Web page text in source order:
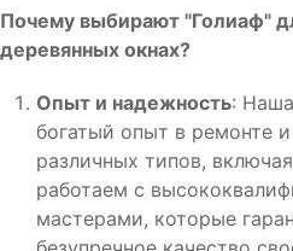
Почему выбирают "Голиаф"
деревянных окнах?
Опыт и надежность:
богатый опыт в ремонте
различных типов,
работаем с
мастерами, которые